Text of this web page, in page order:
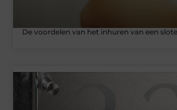
De voordelen van het inhuren van een